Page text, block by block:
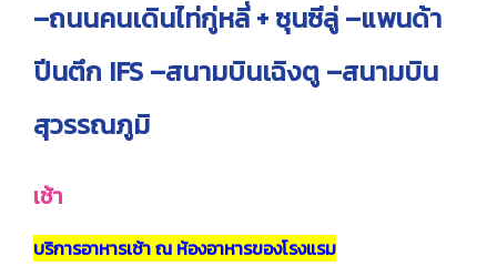
–ถนนคนเดินไท่กู่หลี่ + ซุนซีลู่ –แพนด้า
ปีนตึก IFS –สนามบินเฉิงตู –สนามบิน
สุวรรณภูมิ
เช้า
บริการอาหารเช้า ณ ห้องอาหารของโรงแรม